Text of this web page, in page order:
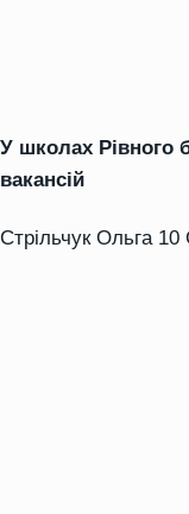
У школах Рівного
вакансій
Стрільчук Ольга 10